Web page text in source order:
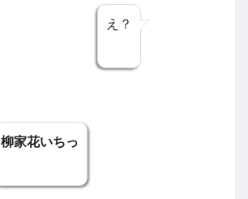
え？
柳家花いちっ